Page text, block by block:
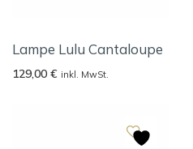
Lampe Lulu Cantaloupe
129,00 € inkl. MwSt.